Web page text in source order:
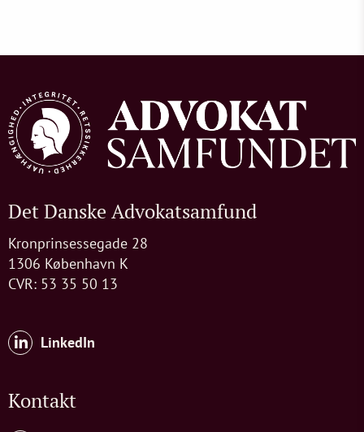
Det Danske Advokatsamfund
Kronprinsessegade 28
1306 København K
CVR: 53 35 50 13
LinkedIn
Kontakt